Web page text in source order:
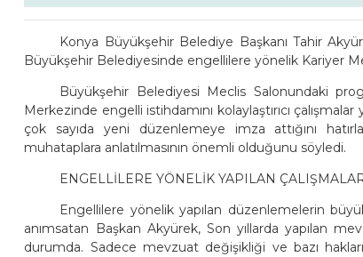
Konya Büyükşehir Belediye Başkanı Tahir
Büyükşehir Belediyesinde engellilere yönelik Kariyer
Büyükşehir Belediyesi Meclis Salonundaki
Merkezinde engelli istihdamını kolaylaştırıcı
çok sayıda yeni düzenlemeye imza attığını
muhataplara anlatılmasının önemli olduğunu söyledi.
ENGELLİLERE YÖNELİK YAPILAN
Engellilere yönelik yapılan düzenlemelerin
anımsatan Başkan Akyürek, Son yıllarda yapılan
durumda. Sadece mevzuat değişikliği ve bazı